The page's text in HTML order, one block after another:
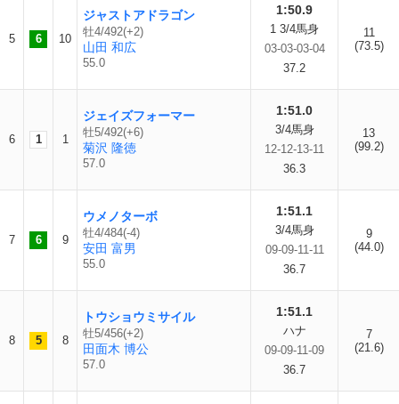
5 6 10
ジャストアドラゴン
牡4/492(+2)
山田 和広
55.0
1:50.9
1 3/4馬身
03-03-03-04
37.2
11
(73.5)
6 1 1
ジェイズフォーマー
牡5/492(+6)
菊沢 隆徳
57.0
1:51.0
3/4馬身
12-12-13-11
36.3
13
(99.2)
7 6 9
ウメノターボ
牡4/484(-4)
安田 富男
55.0
1:51.1
3/4馬身
09-09-11-11
36.7
9
(44.0)
8 5 8
トウショウミサイル
牡5/456(+2)
田面木 博公
57.0
1:51.1
ハナ
09-09-11-09
36.7
7
(21.6)